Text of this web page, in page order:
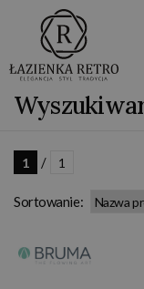
1 / 1
Sortowanie: